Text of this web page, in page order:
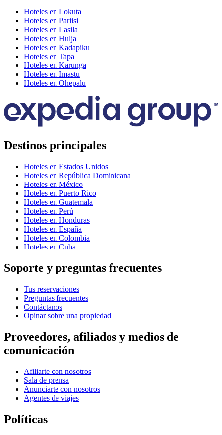
Hoteles en Lokuta
Hoteles en Pariisi
Hoteles en Lasila
Hoteles en Hulja
Hoteles en Kadapiku
Hoteles en Tapa
Hoteles en Karunga
Hoteles en Imastu
Hoteles en Ohepalu
Destinos principales
Hoteles en Estados Unidos
Hoteles en República Dominicana
Hoteles en México
Hoteles en Puerto Rico
Hoteles en Guatemala
Hoteles en Perú
Hoteles en Honduras
Hoteles en España
Hoteles en Colombia
Hoteles en Cuba
Soporte y preguntas frecuentes
Tus reservaciones
Preguntas frecuentes
Contáctanos
Opinar sobre una propiedad
Proveedores, afiliados y medios de
comunicación
Afiliarte con nosotros
Sala de prensa
Anunciarte con nosotros
Agentes de viajes
Políticas